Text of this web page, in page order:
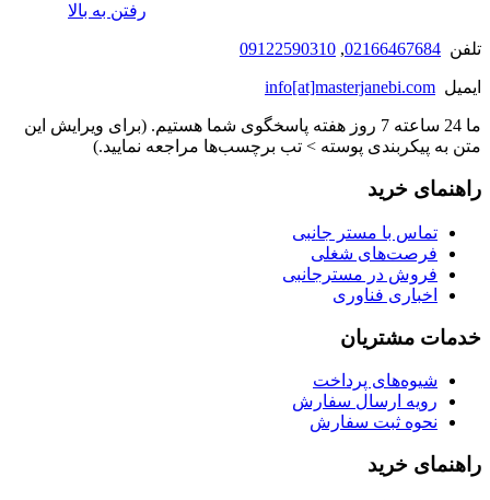
رفتن به بالا
تلفن 02166467684
,
09122590310
ایمیل info[at]masterjanebi.com
ما 24 ساعته 7 روز هفته پاسخگوی شما هستیم. (برای ویرایش این
متن به پیکربندی پوسته > تب برچسب‌ها مراجعه نمایید.)
راهنمای خرید
تماس با مستر جانبی
فرصت‌های شغلی
فروش در مسترجانبی
اخباری فناوری
خدمات مشتریان
شیوه‌های پرداخت
رویه ارسال سفارش
نحوه ثبت سفارش
راهنمای خرید